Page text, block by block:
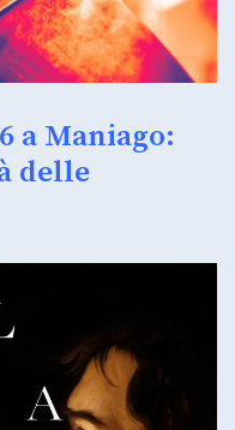
a Maniago:
delle